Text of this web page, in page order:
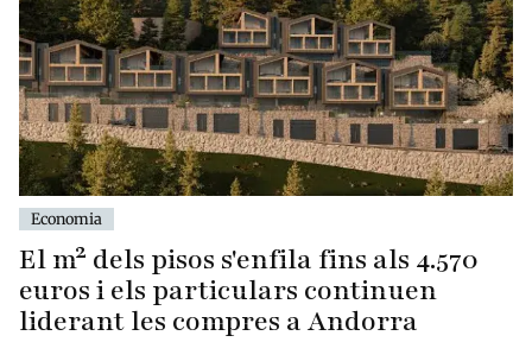
Economia
El m² dels pisos s'enfila fins als 4.570
euros i els particulars continuen
liderant les compres a Andorra